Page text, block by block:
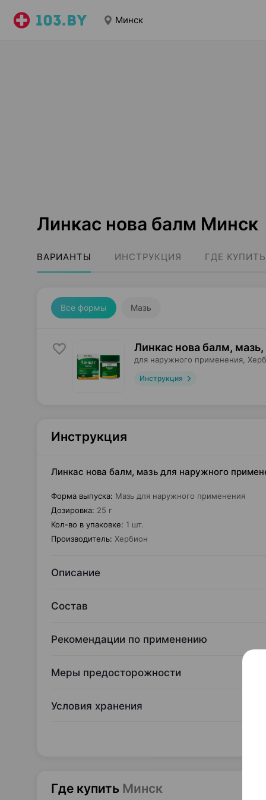
Минск
Линкас нова балм Минск
ВАРИАНТЫ ИНСТРУКЦИЯ ГДЕ КУПИТЬ
Все формы Мазь
Линкас нова балм, мазь,
для наружного применения,
Инструкция
Инструкция
Линкас нова балм, мазь для наружного
Форма выпуска: Мазь для наружного применения
Дозировка: 25 г
Кол-во в упаковке: 1 шт.
Производитель: Хербион
Описание
Состав
Рекомендации по применению
Меры предосторожности
Условия хранения
Где купить Минск